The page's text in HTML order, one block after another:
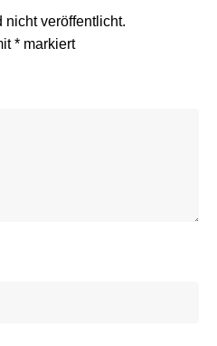
nicht veröffentlicht.
* markiert